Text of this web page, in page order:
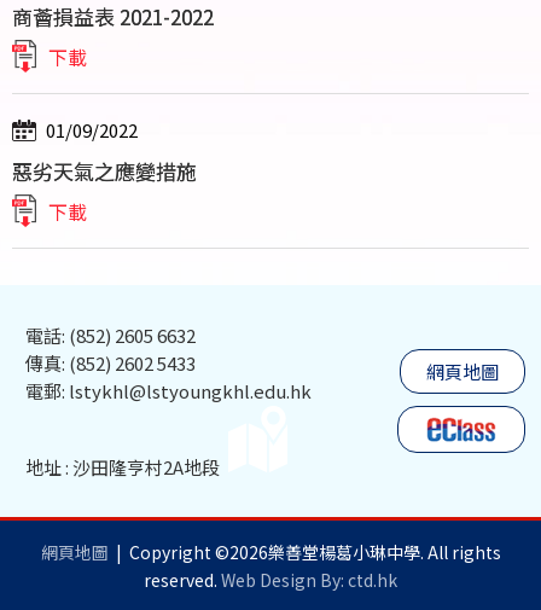
商薈損益表 2021-2022
下載
01/09/2022
惡劣天氣之應變措施
下載
電話: (852) 2605 6632
傳真: (852) 2602 5433
電郵: lstykhl@lstyoungkhl.edu.hk
地址 : 沙田隆亨村2A地段
網頁地圖
網頁地圖 | Copyright ©2026樂善堂楊葛小琳中學. All rights
reserved. Web Design By: ctd.hk